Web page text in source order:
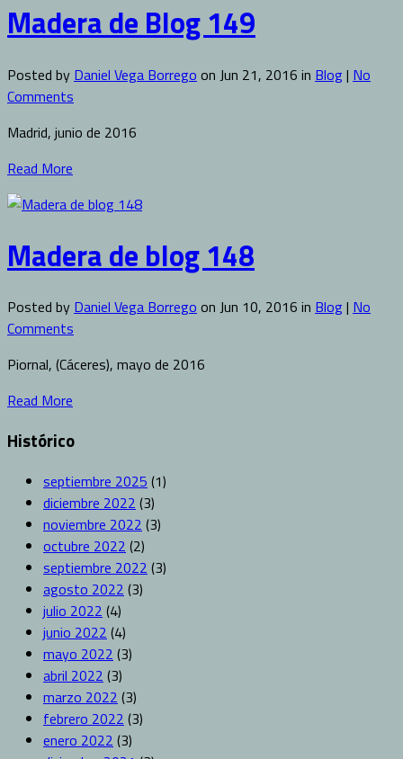
Madera de Blog 149
Posted by Daniel Vega Borrego on Jun 21, 2016 in Blog| No
Comments
Madrid, junio de 2016
Read More
Madera de blog 148
Posted by Daniel Vega Borrego on Jun 10, 2016 in Blog| No
Comments
Piornal, (Cáceres), mayo de 2016
Read More
Histórico
septiembre 2025 (1)
diciembre 2022 (3)
noviembre 2022 (3)
octubre 2022 (2)
septiembre 2022 (3)
agosto 2022 (3)
julio 2022 (4)
junio 2022 (4)
mayo 2022 (3)
abril 2022 (3)
marzo 2022 (3)
febrero 2022 (3)
enero 2022 (3)